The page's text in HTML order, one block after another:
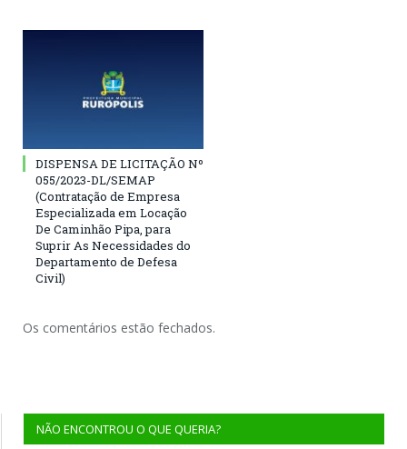
DISPENSA DE LICITAÇÃO Nº
055/2023-DL/SEMAP
(Contratação de Empresa
Especializada em Locação
De Caminhão Pipa, para
Suprir As Necessidades do
Departamento de Defesa
Civil)
Os comentários estão fechados.
NÃO ENCONTROU O QUE QUERIA?